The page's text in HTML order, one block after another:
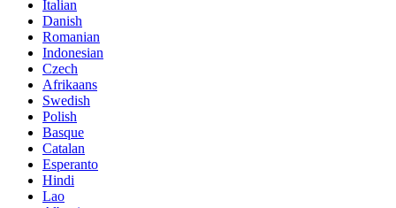
Italian
Danish
Romanian
Indonesian
Czech
Afrikaans
Swedish
Polish
Basque
Catalan
Esperanto
Hindi
Lao